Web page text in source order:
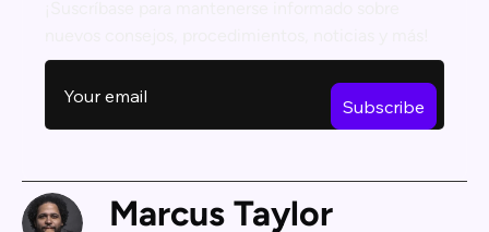
Marcus Taylor